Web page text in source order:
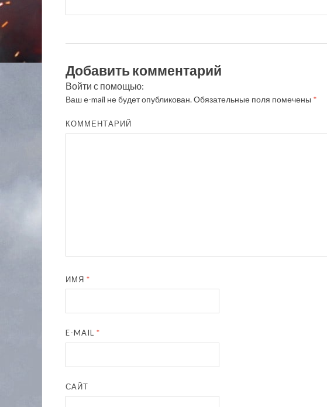
Добавить комментарий
Войти с помощью:
Ваш e-mail не будет опубликован.Обязательные поля помечены *
КОММЕНТАРИЙ
ИМЯ*
E-MAIL*
САЙТ